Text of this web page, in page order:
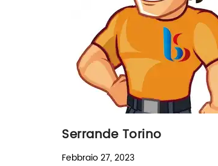
Serrande Torino
Febbraio 27, 2023